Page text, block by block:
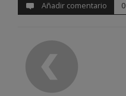
Añadir comentario
0